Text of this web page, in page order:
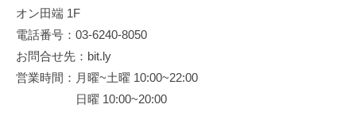
オン田端 1F
電話番号：03-6240-8050
お問合せ先：bit.ly
営業時間：月曜~土曜 10:00~22:00
日曜 10:00~20:00